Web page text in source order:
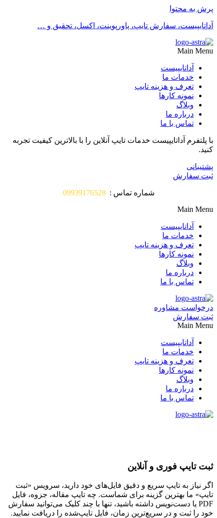
پرش به محتوا
آداتایپیست، سفارش تایپ، پاورپوینت، اکسل، تحقیق و …
Main Menu
آداتایپیست
خدمات ما
تعرف و هزینه تایپ
نمونه کارها
وبلاگ
درباره ما
تماس با ما
با پلتفرم آداتایپیست خدمات تایپ آنلاین را با بالاترین کیفیت تجربه
کنید.
پشتیبانی
ثبت سفارش
شماره تماس : 09939176528
Main Menu
آداتایپیست
خدمات ما
تعرف و هزینه تایپ
نمونه کارها
وبلاگ
درباره ما
تماس با ما
درخواست مشاوره
ثبت سفارش
Main Menu
آداتایپیست
خدمات ما
تعرف و هزینه تایپ
نمونه کارها
وبلاگ
درباره ما
تماس با ما
ثبت تایپ فوری و آنلاین
اگر نیاز به تایپ سریع و دقیق فایل‌های خود دارید، سرویس «ثبت
تایپ» ما بهترین گزینه برای شماست. چه تایپ مقاله، جزوه، فایل
PDF یا دست‌نویس داشته باشید، تنها با چند کلیک می‌توانید سفارش
خود را ثبت و در سریع‌ترین زمان، فایل تایپ‌شده را دریافت نمایید.